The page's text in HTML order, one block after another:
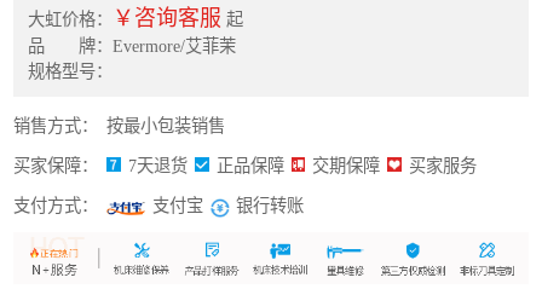
大虹价格： ￥咨询客服 起
品 牌：Evermore/艾菲茉
规格型号：
销售方式： 按最小包装销售
买家保障： 7天退货 正品保障 交期保障 买家服务
支付方式： 支付宝 银行转账